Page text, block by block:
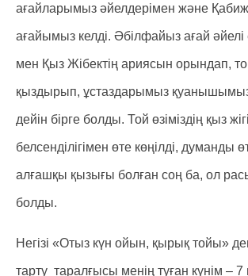
ағайларымыз әйелдерімен және
ағайымыз келді. Әбілфайыз ағай әйелі
мен Қыз Жібектің ариясын орындап,
қыздырып, ұстаздарымыз
дейін бірге болды. Той өзіміздің қыз
белсенділігімен өте көңілді, думанды
алғашқы қызығы болған соң ба, ол
болды.
Негізі «Отыз күн ойын, қырық тойы»
тарту таралғысы менің туған күнім –